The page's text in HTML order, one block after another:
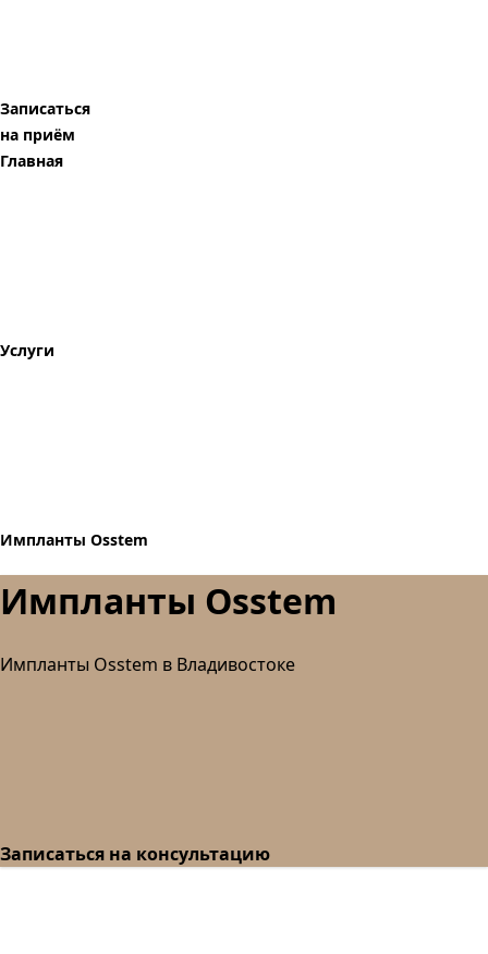
Записаться
на приём
Главная
Услуги
Импланты Osstem
Импланты Osstem
Импланты Osstem в Владивостоке
Записаться на консультацию